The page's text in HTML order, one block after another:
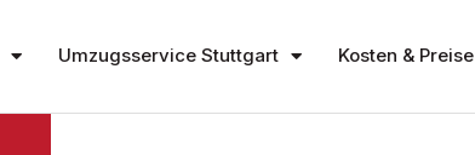
Umzugsservice Stuttgart Kosten & Preise